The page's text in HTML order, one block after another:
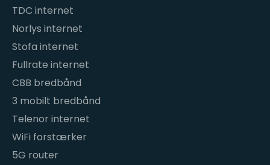
TDC internet
Norlys internet
Stofa internet
Fullrate internet
CBB bredbånd
3 mobilt bredbånd
Telenor internet
WiFi forstærker
5G router